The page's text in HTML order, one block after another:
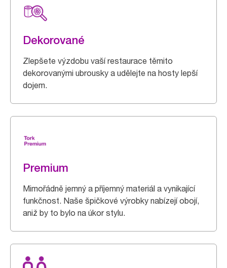
Dekorované
Zlepšete výzdobu vaší restaurace těmito
dekorovanými ubrousky a udělejte na hosty lepší
dojem.
Premium
Mimořádně jemný a příjemný materiál a vynikající
funkčnost. Naše špičkové výrobky nabízejí obojí,
aniž by to bylo na úkor stylu.